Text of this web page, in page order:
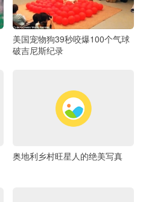
美国宠物狗39秒咬爆100个气球
破吉尼斯纪录
奥地利乡村旺星人的绝美写真